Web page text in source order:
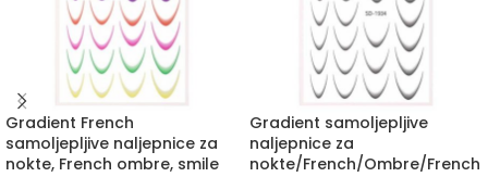
Gradient French
samoljepljive naljepnice za
nokte, French ombre, smile
Gradient samoljepljive
naljepnice za
nokte/French/Ombre/French